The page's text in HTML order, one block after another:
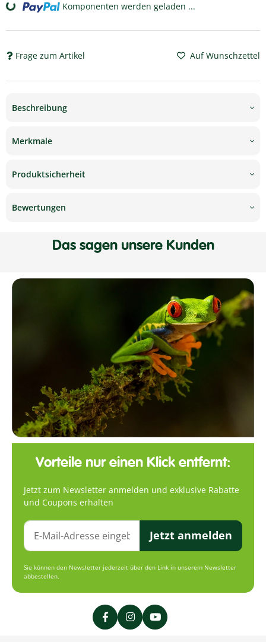
Komponenten werden geladen ...
Frage zum Artikel Auf Wunschzettel
Beschreibung
Merkmale
Produktsicherheit
Bewertungen
Das sagen unsere Kunden
Vorteile nur einen Klick entfernt:
Jetzt zum Newsletter anmelden und exklusive Rabatte
und Coupons erhalten
Jetzt anmelden
Sie können den Newsletter jederzeit über den Link in unserem Newsletter
abbestellen.